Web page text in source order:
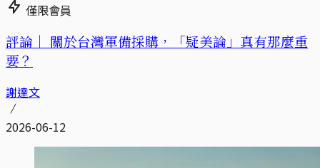
僅限會員
評論｜ 關於台灣軍備採購，「疑美論」真有那麼重
要？
謝達文
2026-06-12